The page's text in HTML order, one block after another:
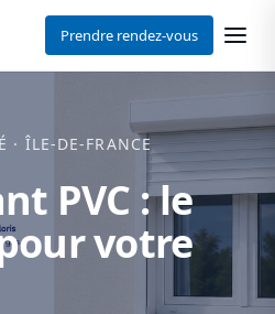
Prendre rendez-vous
· ÎLE-DE-FRANCE
PVC : le
votre